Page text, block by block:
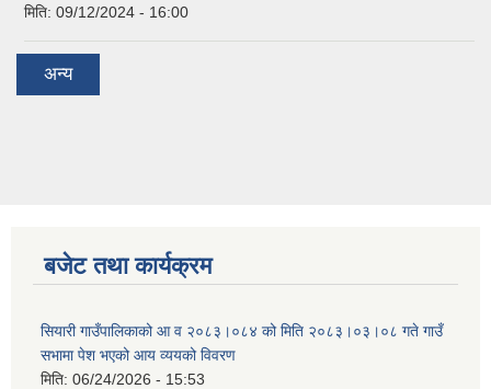
मिति: 09/12/2024 - 16:00
अन्य
बजेट तथा कार्यक्रम
सियारी गाउँपालिकाको आ व २०८३।०८४ को मिति २०८३।०३।०८ गते गाउँ
सभामा पेश भएको आय व्ययको विवरण
मिति: 06/24/2026 - 15:53